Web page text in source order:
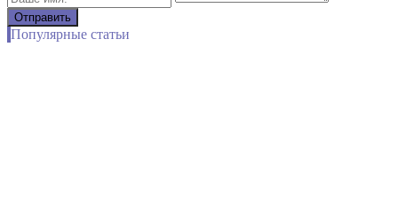
Популярные статьи